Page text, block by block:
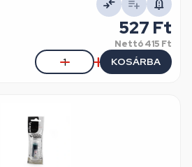
527 Ft
Nettó415 Ft
KOSÁRBA